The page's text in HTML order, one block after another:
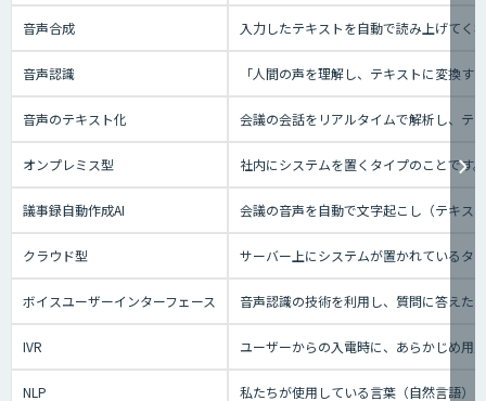
音声合成 入力したテキストを自動で読み上げてく
音声認識 「人間の声を理解し、テキストに変換
音声のテキスト化 会議の会話をリアルタイムで解析し、テ
オンプレミス型 社内にシステムを置くタイプのことです
議事録自動作成AI 会議の音声を自動で文字起こし（テキス
クラウド型 サーバー上にシステムが置かれているタ
ボイスユーザーインターフェース 音声認識の技術を利用し、質問に答えた
IVR ユーザーからの入電時に、あらかじめ用
NLP 私たちが使用している言葉（自然言語）